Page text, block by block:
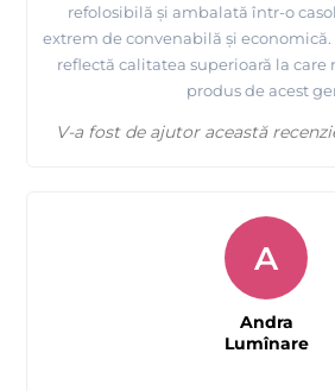
refolosibilă și ambalată într-o
extrem de convenabilă și
reflectă calitatea superioară la care
produs de acest
V-a fost de ajutor această
A
Andra
Lumînare